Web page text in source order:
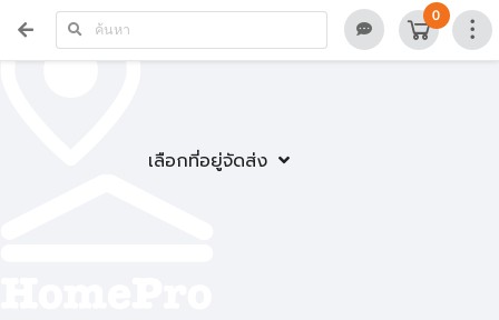
เลือกที่อยู่จัดส่ง
0